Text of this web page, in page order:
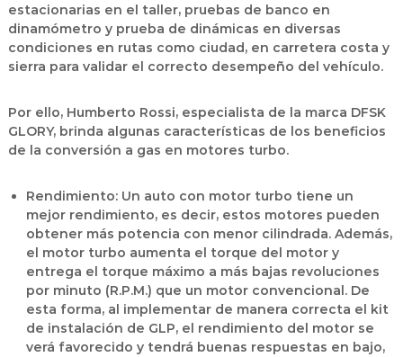
estacionarias en el taller, pruebas de banco en
dinamómetro y prueba de dinámicas en diversas
condiciones en rutas como ciudad, en carretera costa y
sierra para validar el correcto desempeño del vehículo.
Por ello, Humberto Rossi, especialista de la marca DFSK
GLORY, brinda algunas características de los beneficios
de la conversión a gas en motores turbo.
Rendimiento:Un auto con motor turbo tiene un
mejor rendimiento, es decir, estos motores pueden
obtener más potencia con menor cilindrada. Además,
el motor turbo aumenta el torque del motor y
entrega el torque máximo a más bajas revoluciones
por minuto (R.P.M.) que un motor convencional. De
esta forma, al implementar de manera correcta el kit
de instalación de GLP, el rendimiento del motor se
verá favorecido y tendrá buenas respuestas en bajo,